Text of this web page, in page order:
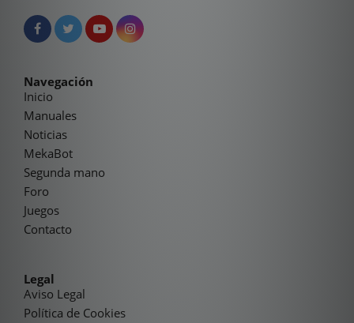
Navegación
Inicio
Manuales
Noticias
MekaBot
Segunda mano
Foro
Juegos
Contacto
Legal
Aviso Legal
Política de Cookies